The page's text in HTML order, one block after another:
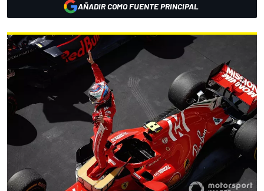
AÑADIR COMO FUENTE PRINCIPAL